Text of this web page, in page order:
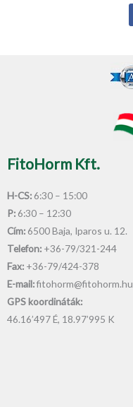
FitoHorm Kft.
H-CS: 6:30 – 15:00
P: 6:30 – 12:30
Cím: 6500 Baja, Iparos u. 12.
Telefon: +36-79/321-244
Fax: +36-79/424-378
E-mail:fitohorm@fitohorm.hu
GPS koordináták:
46.16’497 É, 18.97’995 K